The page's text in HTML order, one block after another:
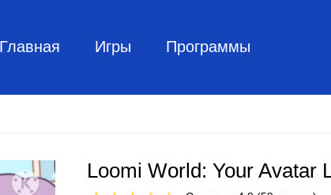
Главная Игры Программы
Loomi World: Your Avatar